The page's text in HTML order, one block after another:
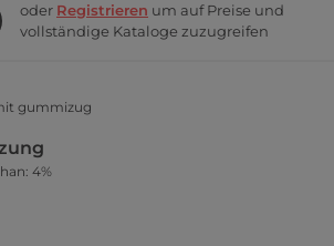
oder Registrieren um auf Preise und
vollständige Kataloge zuzugreifen
gummizug
4%